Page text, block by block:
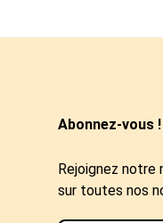
Abonnez-vous !
Rejoignez
sur toutes nos